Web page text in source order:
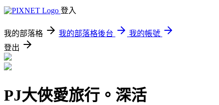
登入
我的部落格 我的部落格後台
我的帳號
登出
PJ大俠愛旅行。深活